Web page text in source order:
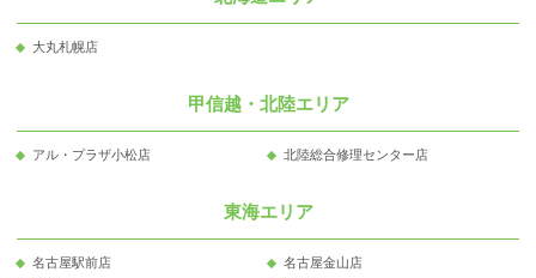
大丸札幌店
甲信越・北陸エリア
アル・プラザ小松店 北陸総合修理センター店
東海エリア
名古屋駅前店
名古屋金山店